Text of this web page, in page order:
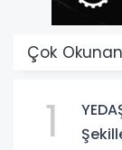
Çok
1